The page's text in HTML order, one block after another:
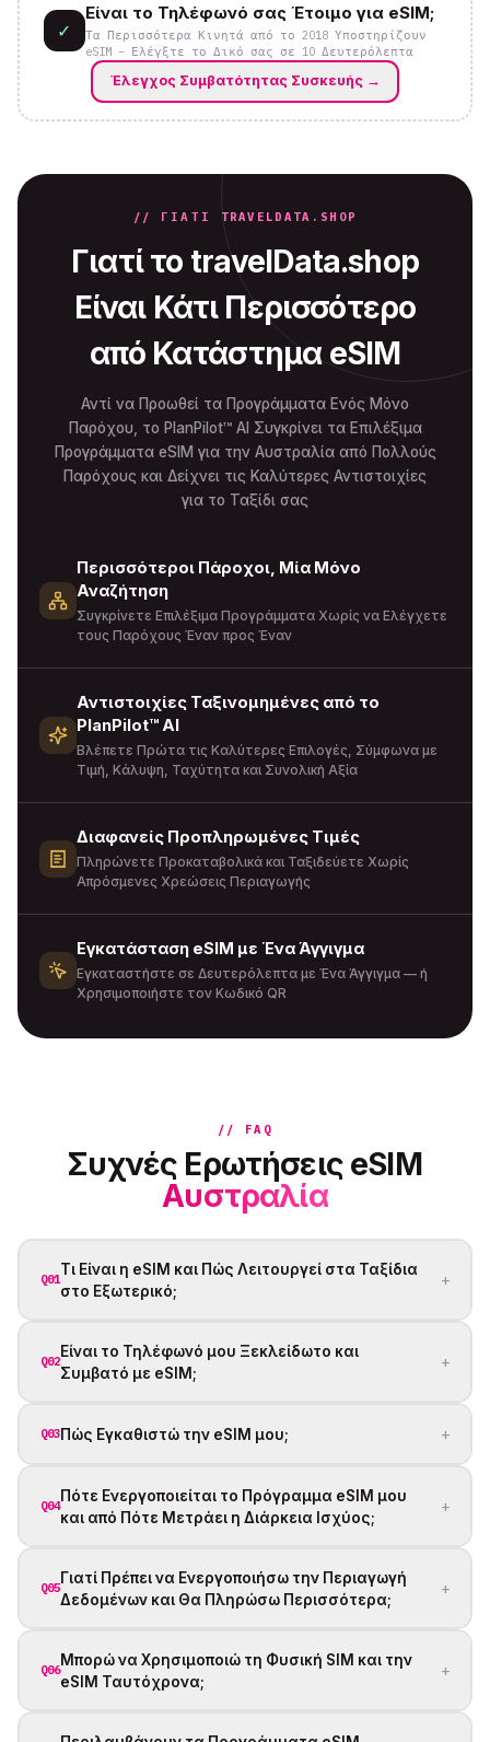
✓
Είναι το Τηλέφωνό σας Έτοιμο για eSIM;
Τα Περισσότερα Κινητά από το 2018 Υποστηρίζουν
eSIM – Ελέγξτε το Δικό σας σε 10 Δευτερόλεπτα
Έλεγχος Συμβατότητας Συσκευής →
// ΓΙΑΤΊ TRAVELDATA.SHOP
Γιατί το travelData.shop
Είναι Κάτι Περισσότερο
από Κατάστημα eSIM
Αντί να Προωθεί τα Προγράμματα Ενός Μόνο
Παρόχου, το PlanPilot™ AI Συγκρίνει τα Επιλέξιμα
Προγράμματα eSIM για την Αυστραλία από Πολλούς
Παρόχους και Δείχνει τις Καλύτερες Αντιστοιχίες
για το Ταξίδι σας
Περισσότεροι Πάροχοι, Μία Μόνο
Αναζήτηση
Συγκρίνετε Επιλέξιμα Προγράμματα Χωρίς να Ελέγχετε
τους Παρόχους Έναν προς Έναν
Αντιστοιχίες Ταξινομημένες από το
PlanPilot™ AI
Βλέπετε Πρώτα τις Καλύτερες Επιλογές, Σύμφωνα με
Τιμή, Κάλυψη, Ταχύτητα και Συνολική Αξία
Διαφανείς Προπληρωμένες Τιμές
Πληρώνετε Προκαταβολικά και Ταξιδεύετε Χωρίς
Απρόσμενες Χρεώσεις Περιαγωγής
Εγκατάσταση eSIM με Ένα Άγγιγμα
Εγκαταστήστε σε Δευτερόλεπτα με Ένα Άγγιγμα — ή
Χρησιμοποιήστε τον Κωδικό QR
// FAQ
Συχνές Ερωτήσεις eSIM
Αυστραλία
Q01
Τι Είναι η eSIM και Πώς Λειτουργεί στα Ταξίδια
στο Εξωτερικό;
+
Q02
Είναι το Τηλέφωνό μου Ξεκλείδωτο και
Συμβατό με eSIM;
+
Q03Πώς Εγκαθιστώ την eSIM μου; +
Q04
Πότε Ενεργοποιείται το Πρόγραμμα eSIM μου
και από Πότε Μετράει η Διάρκεια Ισχύος;
+
Q05
Γιατί Πρέπει να Ενεργοποιήσω την Περιαγωγή
Δεδομένων και Θα Πληρώσω Περισσότερα;
+
Q06
Μπορώ να Χρησιμοποιώ τη Φυσική SIM και την
eSIM Ταυτόχρονα;
+